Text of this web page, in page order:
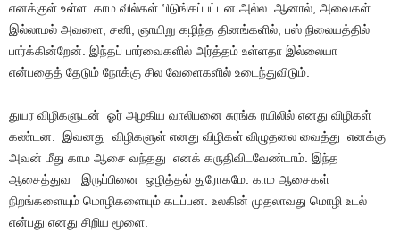
எனக்குள் உள்ள காம வில்கள் பிடுங்கப்பட்டன அல்ல. ஆனால், அவைகள்
இல்லாமல் அவளை, சனி, ஞாயிறு கழிந்த தினங்களில், பஸ் நிலையத்தில்
பார்க்கின்றேன். இந்தப் பார்வைகளில் அர்த்தம் உள்ளதா இல்லையா
என்பதைத் தேடும் நோக்கு சில வேளைகளில் உடைந்துவிடும்.
துயர விழிகளுடன் ஓர் அழகிய வாலிபனை சுரங்க ரயிலில் எனது விழிகள்
கண்டன. இவனது விழிகளுள் எனது விழிகள் விழுதலை வைத்து எனக்கு
அவன் மீது காம ஆசை வந்தது எனக் கருதிவிடவேண்டாம். இந்த
ஆசைத்துவ இருப்பினை ஒழித்தல் துரோகமே. காம ஆசைகள்
நிறங்களையும் மொழிகளையும் கடப்பன. உலகின் முதலாவது மொழி உடல்
என்பது எனது சிறிய மூளை.